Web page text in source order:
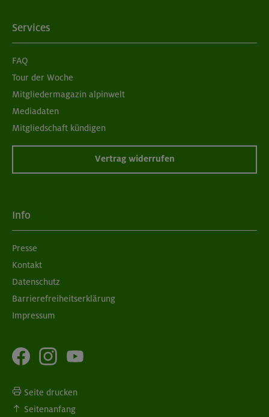
Services
FAQ
Tour der Woche
Mitgliedermagazin alpinwelt
Mediadaten
Mitgliedschaft kündigen
Vertrag widerrufen
Info
Presse
Kontakt
Datenschutz
Barrierefreiheitserklärung
Impressum
Seite drucken
Seitenanfang